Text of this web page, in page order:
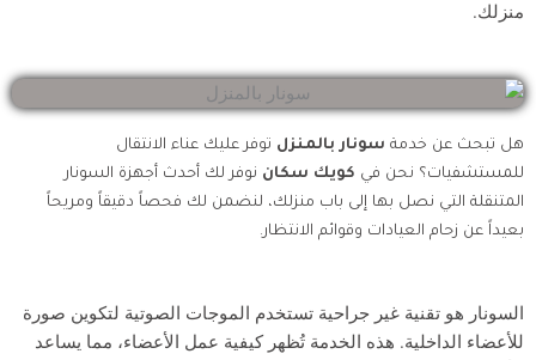
منزلك.
هل تبحث عن خدمة سونار بالمنزل توفر عليك عناء الانتقال
للمستشفيات؟ نحن في كويك سكان نوفر لك أحدث أجهزة السونار
المتنقلة التي نصل بها إلى باب منزلك، لنضمن لك فحصاً دقيقاً ومريحاً
بعيداً عن زحام العيادات وقوائم الانتظار.
السونار هو تقنية غير جراحية تستخدم الموجات الصوتية لتكوين صورة
للأعضاء الداخلية. هذه الخدمة تُظهر كيفية عمل الأعضاء، مما يساعد